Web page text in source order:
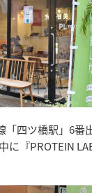
「四ツ橋駅」6番
に『PROTEIN